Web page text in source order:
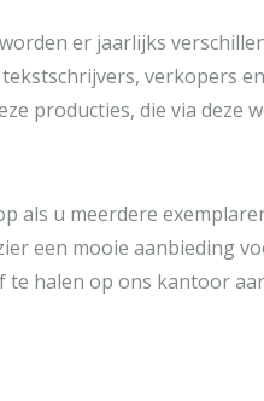
er jaarlijks
verkopers
producties, die via deze
als u meerdere
een mooie aanbieding
halen op ons kantoor